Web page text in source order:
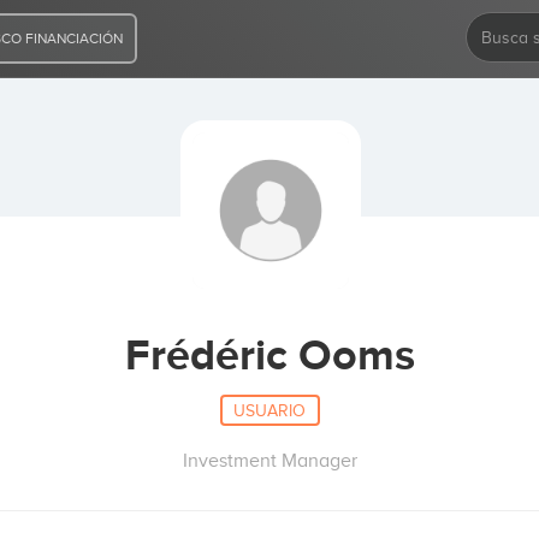
FINANCIACIÓN
Frédéric Ooms
USUARIO
Investment Manager